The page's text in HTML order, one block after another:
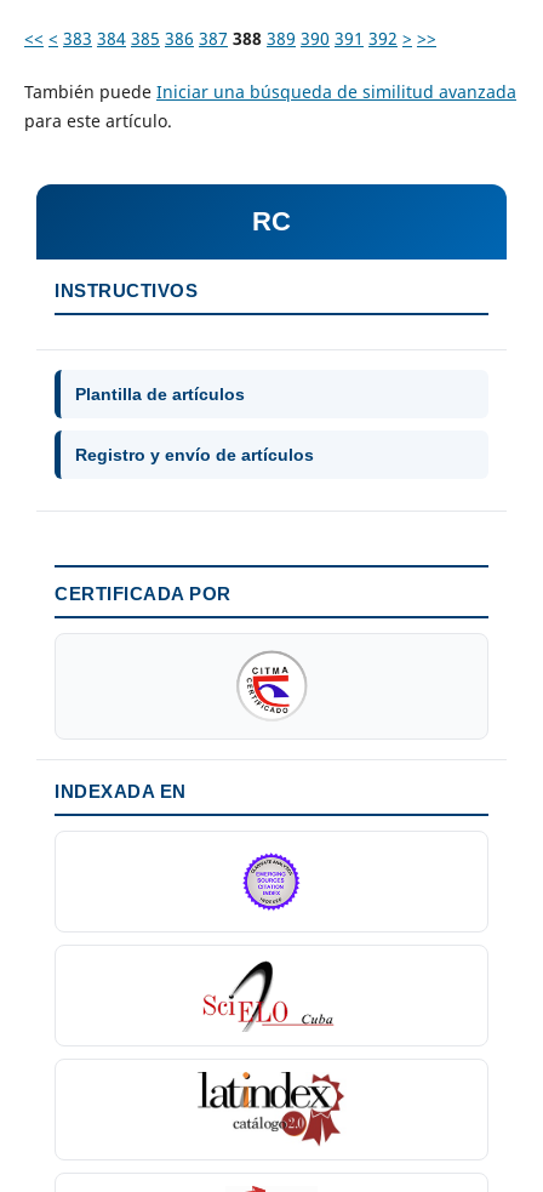
<< < 383 384 385 386 387 388 389 390 391 392 > >>
También puede Iniciar una búsqueda de similitud avanzada
para este artículo.
RC
INSTRUCTIVOS
Plantilla de artículos
Registro y envío de artículos
CERTIFICADA POR
INDEXADA EN